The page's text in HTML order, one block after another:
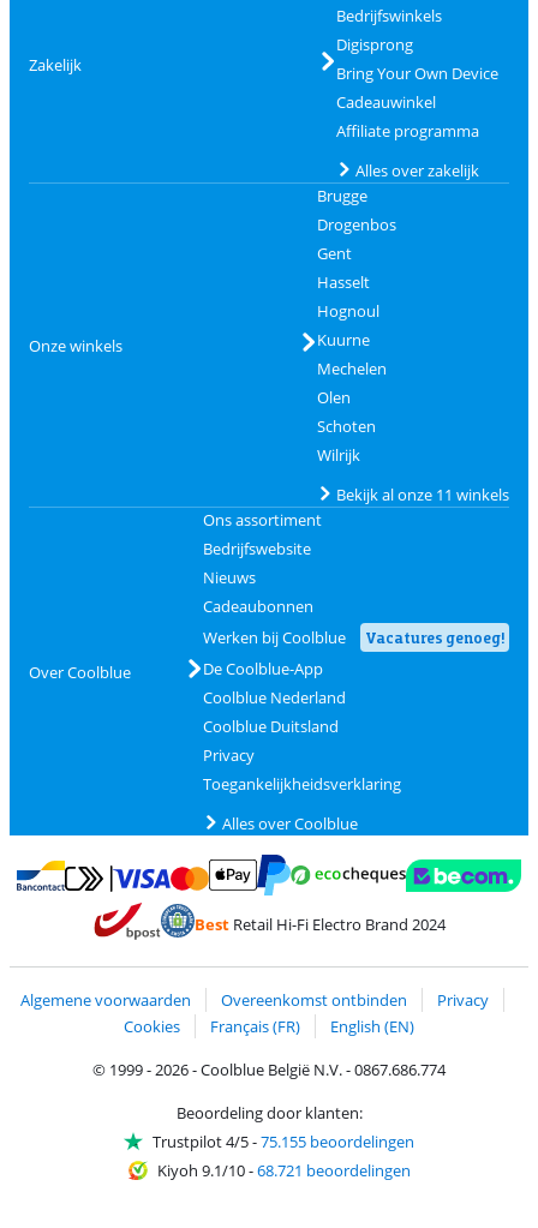
Zakelijk
Bedrijfswinkels
Digisprong
Bring Your Own Device
Cadeauwinkel
Affiliate programma
Alles over zakelijk
Onze winkels
Brugge
Drogenbos
Gent
Hasselt
Hognoul
Kuurne
Mechelen
Olen
Schoten
Wilrijk
Bekijk al onze 11 winkels
Over Coolblue
Ons assortiment
Bedrijfswebsite
Nieuws
Cadeaubonnen
Werken bij Coolblue
Vacatures genoeg!
De Coolblue-App
Coolblue Nederland
Coolblue Duitsland
Privacy
Toegankelijkheidsverklaring
Alles over Coolblue
Betalen met Bancontact
Betalen met MasterCard en Visa via ClickToPay
BestRetail Hi-Fi Electro Brand 2024
Algemene voorwaarden Overeenkomst ontbinden
Privacy
Cookies
Français (FR)
English (EN)
© 1999 - 2026 - Coolblue België N.V. - 0867.686.774
Beoordeling door klanten:
Trustpilot 4/5-75.155 beoordelingen
Kiyoh 9.1/10-68.721 beoordelingen